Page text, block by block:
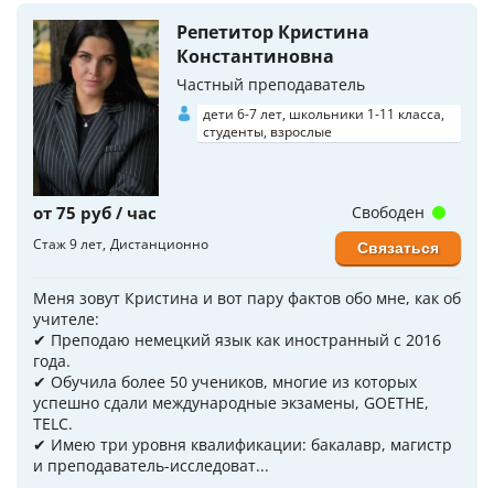
Репетитор Кристина
Константиновна
Частный преподаватель
дети 6-7 лет, школьники 1-11 класса,
студенты, взрослые
от 75 руб / час
Стаж 9 лет Дистанционно
Меня зовут Кристина и вот пару фактов обо мне, как об
учителе:
✔ Преподаю немецкий язык как иностранный с 2016
года.
✔ Обучила более 50 учеников, многие из которых
успешно сдали международные экзамены, GOETHE,
TELC.
✔ Имею три уровня квалификации: бакалавр, магистр
и преподаватель-исследоват...
Свободен
Связаться